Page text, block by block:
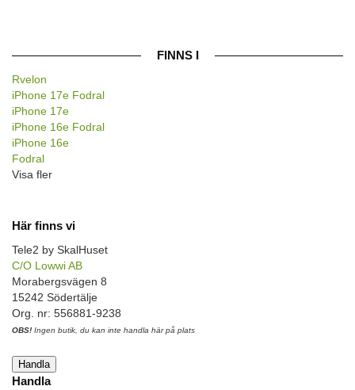
FINNS I
Rvelon
iPhone 17e Fodral
iPhone 17e
iPhone 16e Fodral
iPhone 16e
Fodral
Visa fler
Här finns vi
Tele2 by SkalHuset
C/O Lowwi AB
Morabergsvägen 8
15242 Södertälje
Org. nr: 556881-9238
OBS! Ingen butik, du kan inte handla här på plats
Handla
Handla